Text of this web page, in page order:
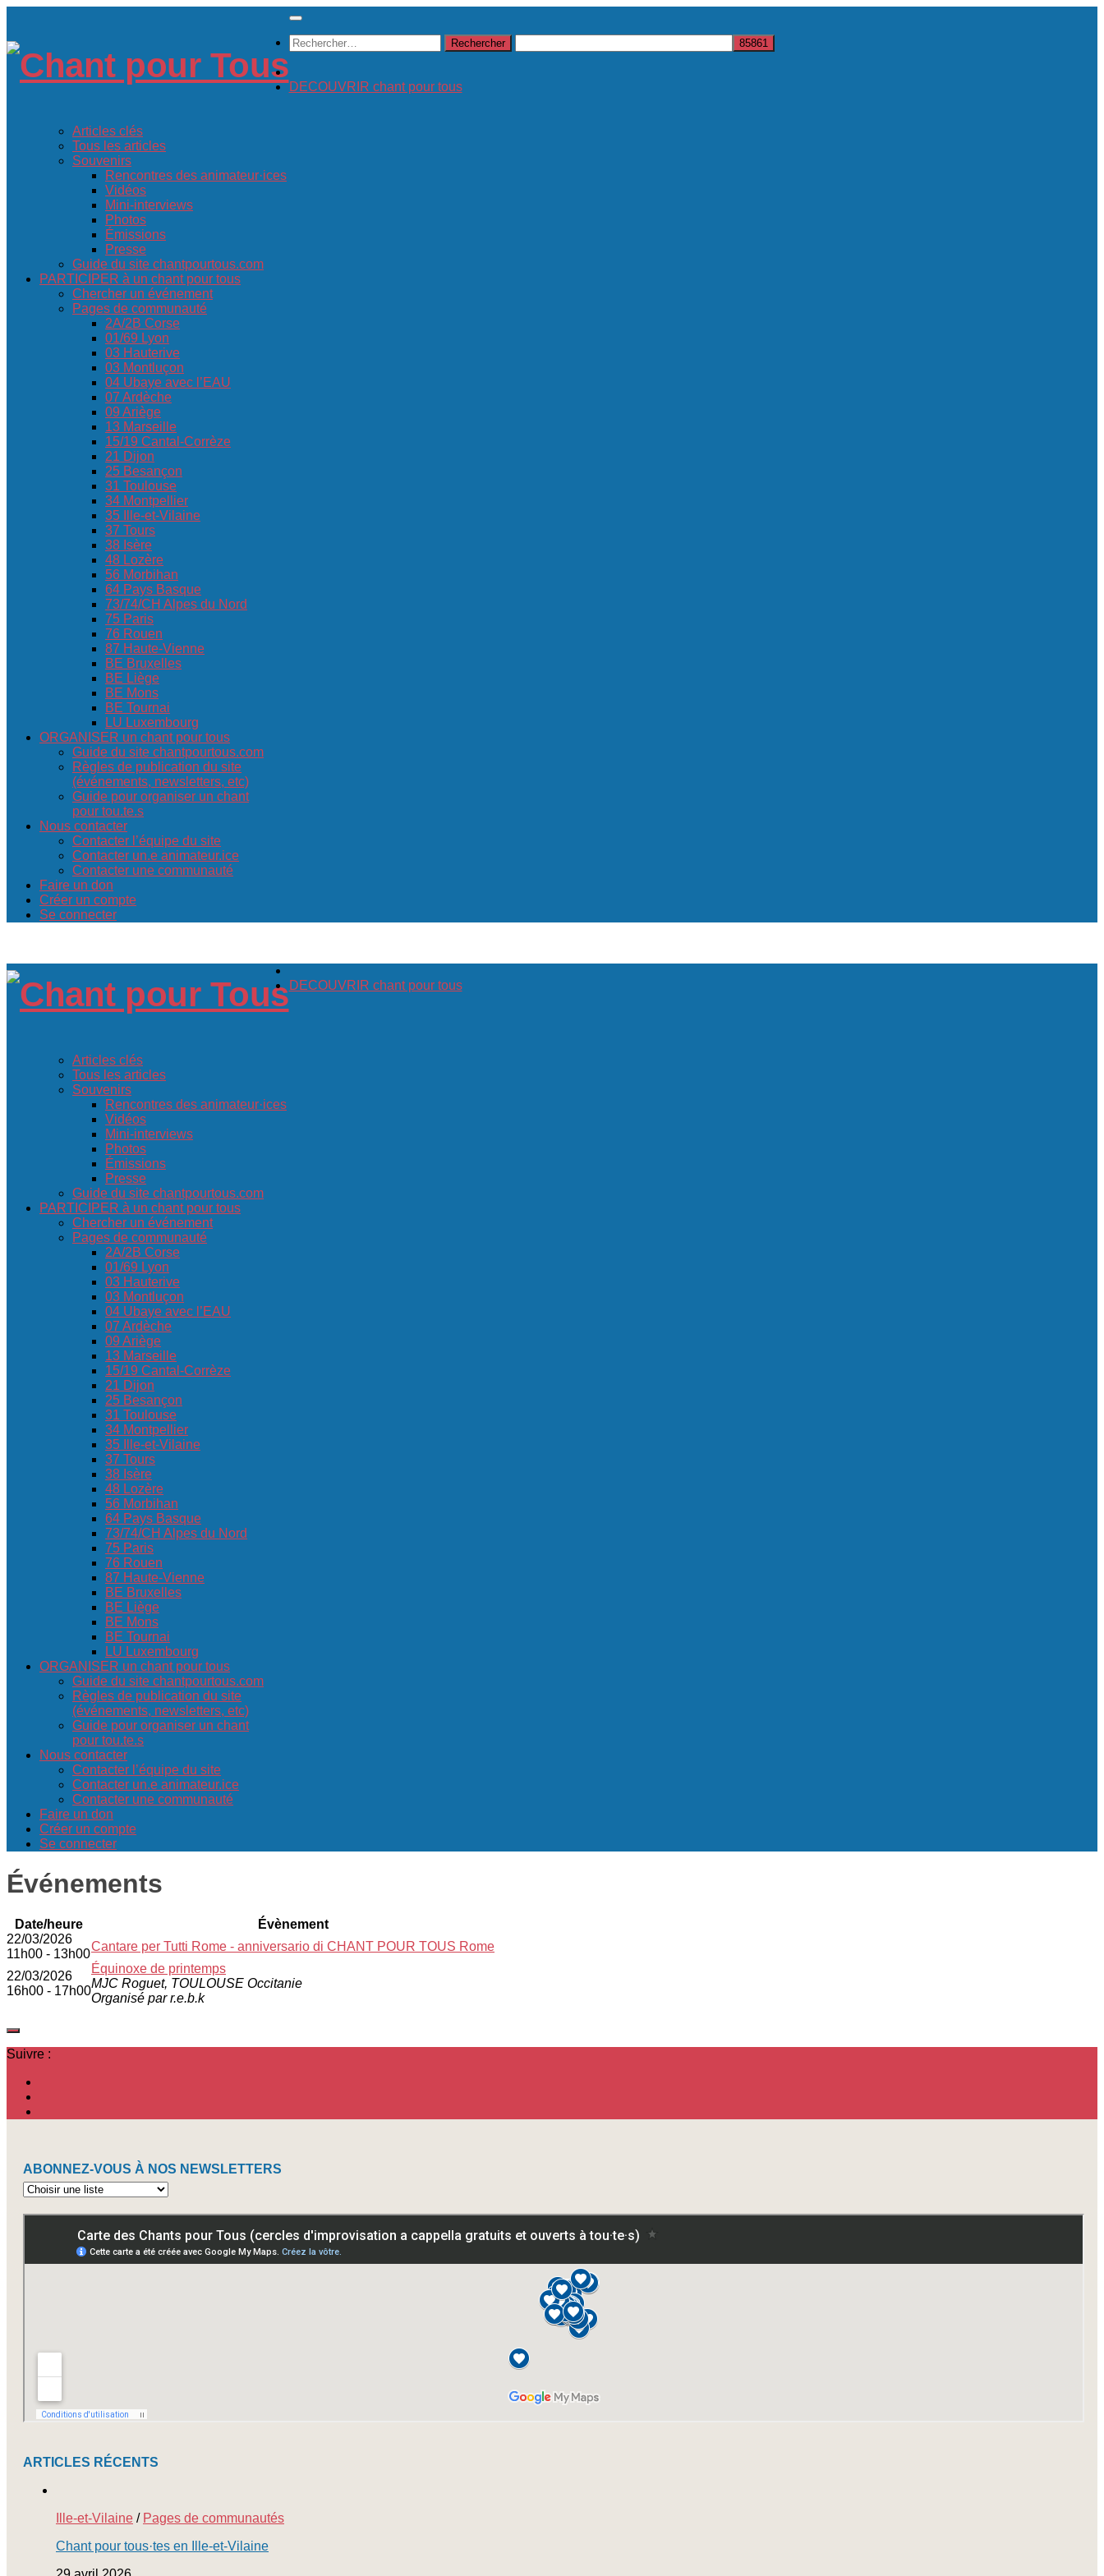
content
Rechercher :
DECOUVRIR chant pour tous
Articles clés
Tous les articles
Souvenirs
Rencontres des animateur·ices
Vidéos
Mini-interviews
Photos
Émissions
Presse
Guide du site chantpourtous.com
PARTICIPER à un chant pour tous
Chercher un événement
Pages de communauté
2A/2B Corse
01/69 Lyon
03 Hauterive
03 Montluçon
04 Ubaye avec l’EAU
07 Ardèche
09 Ariège
13 Marseille
15/19 Cantal-Corrèze
21 Dijon
25 Besançon
31 Toulouse
34 Montpellier
35 Ille-et-Vilaine
37 Tours
38 Isère
48 Lozère
56 Morbihan
64 Pays Basque
73/74/CH Alpes du Nord
75 Paris
76 Rouen
87 Haute-Vienne
BE Bruxelles
BE Liège
BE Mons
BE Tournai
LU Luxembourg
ORGANISER un chant pour tous
Guide du site chantpourtous.com
Règles de publication du site
(événements, newsletters, etc)
Guide pour organiser un chant
pour tou.te.s
Nous contacter
Contacter l’équipe du site
Contacter un.e animateur.ice
Contacter une communauté
Faire un don
Créer un compte
Se connecter
DECOUVRIR chant pour tous
Articles clés
Tous les articles
Souvenirs
Rencontres des animateur·ices
Vidéos
Mini-interviews
Photos
Émissions
Presse
Guide du site chantpourtous.com
PARTICIPER à un chant pour tous
Chercher un événement
Pages de communauté
2A/2B Corse
01/69 Lyon
03 Hauterive
03 Montluçon
04 Ubaye avec l’EAU
07 Ardèche
09 Ariège
13 Marseille
15/19 Cantal-Corrèze
21 Dijon
25 Besançon
31 Toulouse
34 Montpellier
35 Ille-et-Vilaine
37 Tours
38 Isère
48 Lozère
56 Morbihan
64 Pays Basque
73/74/CH Alpes du Nord
75 Paris
76 Rouen
87 Haute-Vienne
BE Bruxelles
BE Liège
BE Mons
BE Tournai
LU Luxembourg
ORGANISER un chant pour tous
Guide du site chantpourtous.com
Règles de publication du site
(événements, newsletters, etc)
Guide pour organiser un chant
pour tou.te.s
Nous contacter
Contacter l’équipe du site
Contacter un.e animateur.ice
Contacter une communauté
Faire un don
Créer un compte
Se connecter
Événements
Date/heure
Évènement
22/03/2026
11h00 - 13h00
Cantare per Tutti Rome - anniversario di CHANT POUR TOUS Rome
22/03/2026
16h00 - 17h00
Équinoxe de printemps
MJC Roguet, TOULOUSE Occitanie
Organisé par r.e.b.k
Suivre :
ABONNEZ-VOUS À NOS NEWSLETTERS
Abonnez-
à
newsletters
ARTICLES RÉCENTS
Ille-et-Vilaine / Pages de communautés
Chant pour tous·tes en Ille-et-Vilaine